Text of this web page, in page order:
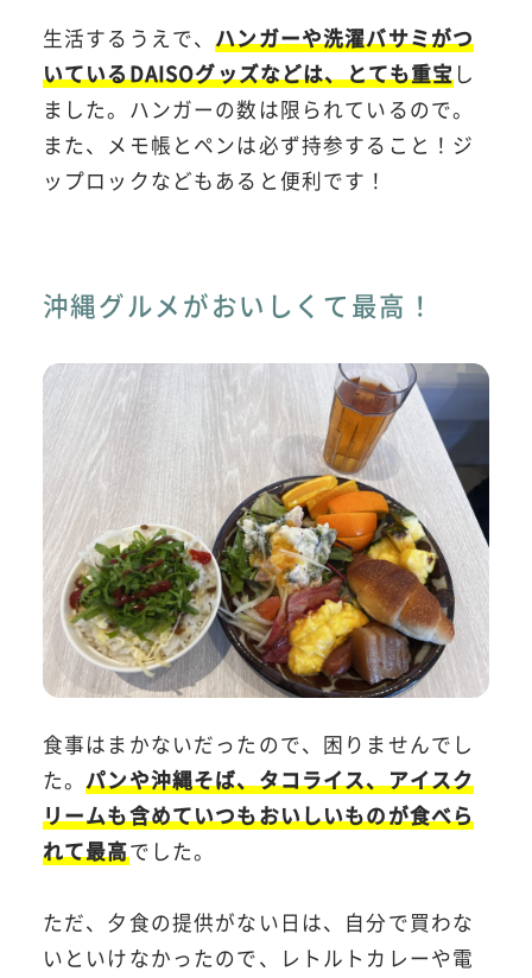
生活するうえで、ハンガーや洗濯バサミがつ
いているDAISOグッズなどは、とても重宝し
ました。ハンガーの数は限られているので。
また、メモ帳とペンは必ず持参すること！ジ
ップロックなどもあると便利です！
沖縄グルメがおいしくて最高！
食事はまかないだったので、困りませんでし
た。パンや沖縄そば、タコライス、アイスク
リームも含めていつもおいしいものが食べら
れて最高でした。
ただ、夕食の提供がない日は、自分で買わな
いといけなかったので、レトルトカレーや電